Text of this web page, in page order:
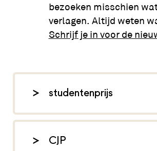
bezoeken misschien
verlagen. Altijd weten
Schrijf je in voor de
studentenprijs
CJP